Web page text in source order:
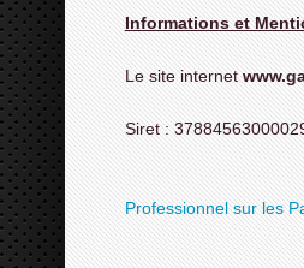
Informations et
Le site internet
Siret :
Professionnel sur les